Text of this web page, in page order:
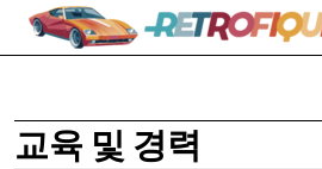
교육 및 경력